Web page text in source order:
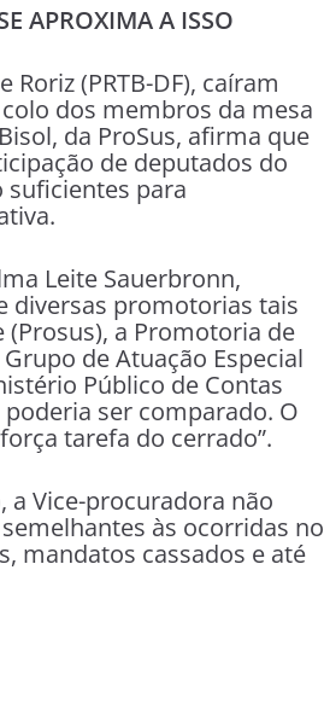
APROXIMA A ISSO
(PRTB-DF), caíram
dos membros da mesa
da ProSus, afirma que
de deputados do
suficientes para
Leite Sauerbronn,
diversas promotorias tais
(Prosus), a Promotoria de
de Atuação Especial
Público de Contas
ser comparado. O
tarefa do cerrado”.
a Vice-procuradora não
às ocorridas no
mandatos cassados e até